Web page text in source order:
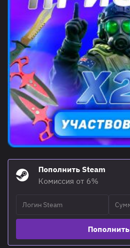
Пополнить Steam
Комиссия от 6%
Пополнить